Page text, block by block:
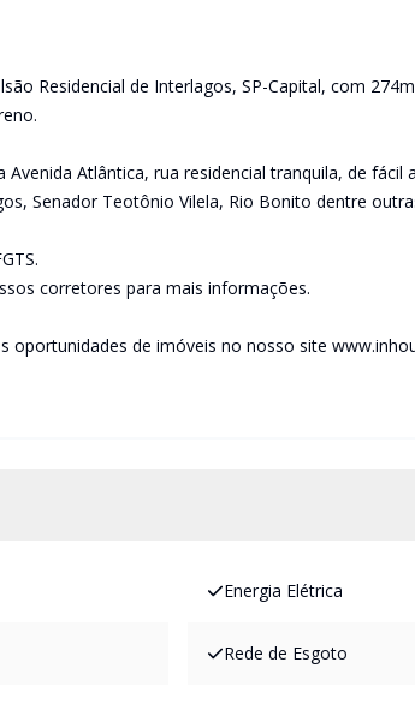
Residencial de Interlagos, SP-Capital, com
Atlântica, rua residencial tranquila, de fácil
Senador Teotônio Vilela, Rio Bonito dentre
corretores para mais informações.
oportunidades de imóveis no nosso site
Energia Elétrica
Rede de Esgoto